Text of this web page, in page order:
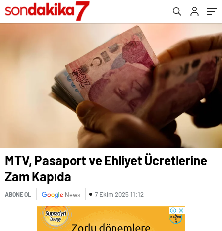
MTV, Pasaport ve Ehliyet Ücretlerine
Zam Kapıda
ABONE OL News 7 Ekim 2025 11:12